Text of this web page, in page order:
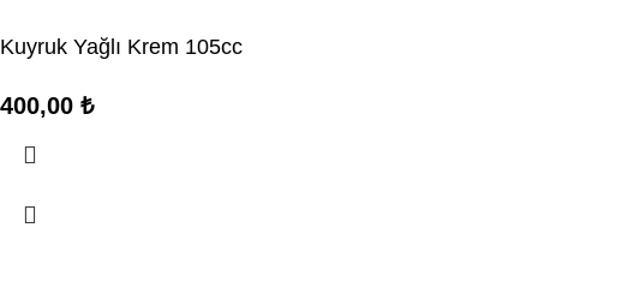
Kuyruk Yağlı Krem 105cc
400,00 ₺